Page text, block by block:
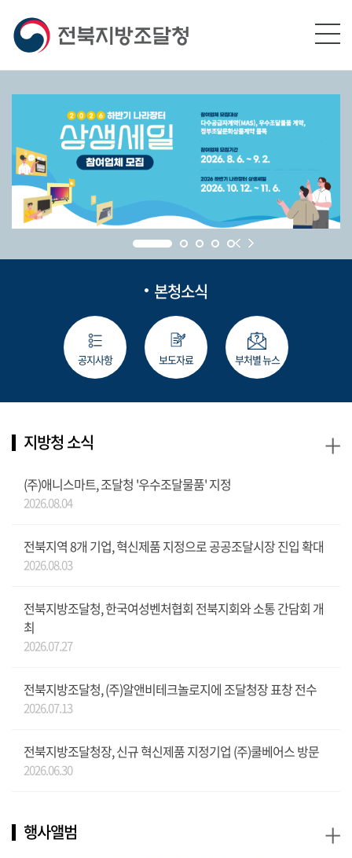
본청소식
공지사항 보도자료 부처별 뉴스
지방청 소식
(주)애니스마트, 조달청 '우수조달물품' 지정
2026.08.04
전북지역 8개 기업, 혁신제품 지정으로 공공조달시장 진입 확대
2026.08.03
전북지방조달청, 한국여성벤처협회 전북지회와 소통 간담회 개
최
2026.07.27
전북지방조달청, (주)알앤비테크놀로지에 조달청장 표창 전수
2026.07.13
전북지방조달청장, 신규 혁신제품 지정기업 (주)쿨베어스 방문
2026.06.30
+
행사앨범 +